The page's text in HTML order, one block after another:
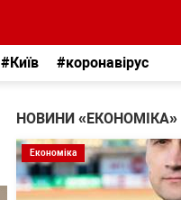
#Київ #коронавірус
НОВИНИ «ЕКОНОМІКА»
Економіка